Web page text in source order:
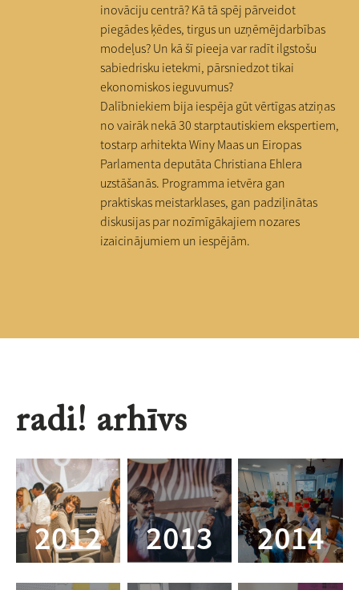
inovāciju centrā? Kā tā spēj pārveidot
piegādes ķēdes, tirgus un uzņēmējdarbības
modeļus? Un kā šī pieeja var radīt ilgstošu
sabiedrisku ietekmi, pārsniedzot tikai
ekonomiskos ieguvumus?
Dalībniekiem bija iespēja gūt vērtīgas atziņas
no vairāk nekā 30 starptautiskiem ekspertiem,
tostarp arhitekta Winy Maas un Eiropas
Parlamenta deputāta Christiana Ehlera
uzstāšanās. Programma ietvēra gan
praktiskas meistarklases, gan padziļinātas
diskusijas par nozīmīgākajiem nozares
izaicinājumiem un iespējām.
radi! arhīvs
2012 2013 2014